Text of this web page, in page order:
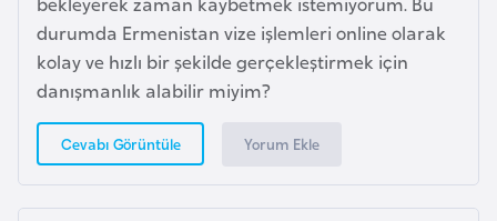
durumda Ermenistan vize işlemleri online olarak
kolay ve hızlı bir şekilde gerçekleştirmek için
danışmanlık alabilir miyim?
Cevabı Görüntüle Yorum Ekle
a
E
t
i
y
o